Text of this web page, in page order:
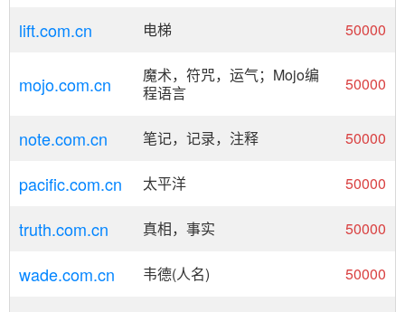
lift.com.cn 电梯 50000
mojo.com.cn
魔术，符咒，运气；Mojo编
程语言
50000
note.com.cn 笔记，记录，注释 50000
pacific.com.cn 太平洋 50000
truth.com.cn 真相，事实 50000
wade.com.cn 韦德(人名) 50000